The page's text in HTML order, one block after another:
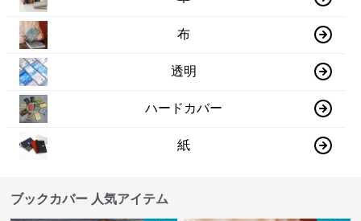
布
透明
ハードカバー
紙
ブックカバー 人気アイテム